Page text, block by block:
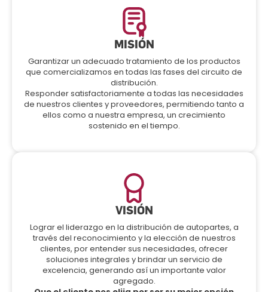
MISIÓN
Garantizar un adecuado tratamiento de los productos
que comercializamos en todas las fases del circuito de
distribución.
Responder satisfactoriamente a todas las necesidades
de nuestros clientes y proveedores, permitiendo tanto a
ellos como a nuestra empresa, un crecimiento
sostenido en el tiempo.
VISIÓN
Lograr el liderazgo en la distribución de autopartes, a
través del reconocimiento y la elección de nuestros
clientes, por entender sus necesidades, ofrecer
soluciones integrales y brindar un servicio de
excelencia, generando así un importante valor
agregado.